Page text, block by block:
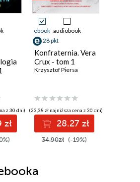
z 30 dni)
zł
ebook audiobook
28 pkt
Konfraternia. Vera
Crux - tom 1
Krzysztof Piersa
(23,38 zł najniższa cena z 30 dni)
28.27 zł
34.90zł (-19%)